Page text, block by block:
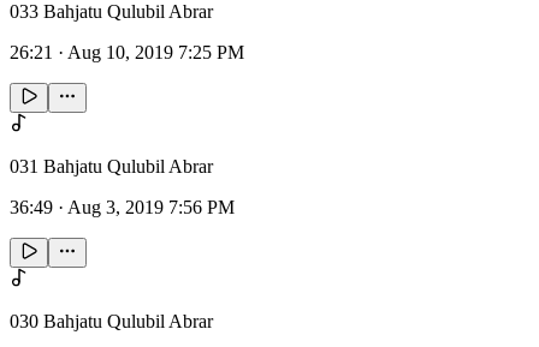
033 Bahjatu Qulubil Abrar
26:21 · Aug 10, 2019 7:25 PM
031 Bahjatu Qulubil Abrar
36:49 · Aug 3, 2019 7:56 PM
030 Bahjatu Qulubil Abrar